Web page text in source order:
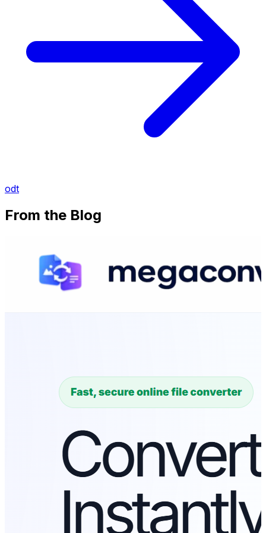
odt
From the Blog